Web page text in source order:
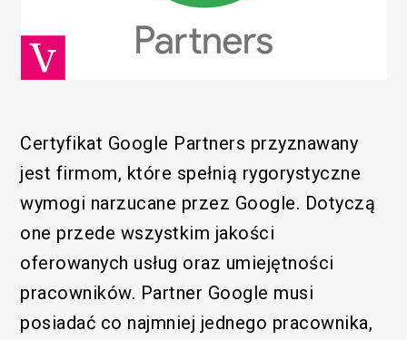
Certyfikat Google Partners przyznawany
jest firmom, które spełnią rygorystyczne
wymogi narzucane przez Google. Dotyczą
one przede wszystkim jakości
oferowanych usług oraz umiejętności
pracowników. Partner Google musi
posiadać co najmniej jednego pracownika,